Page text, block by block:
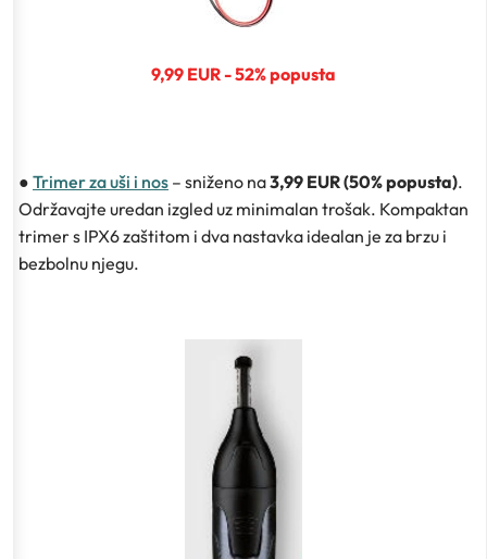
9,99 EUR - 52% popusta
● Trimer za uši i nos – sniženo na3,99 EUR (50% popusta).
Održavajte uredan izgled uz minimalan trošak. Kompaktan
trimer s IPX6 zaštitom i dva nastavka idealan je za brzu i
bezbolnu njegu.